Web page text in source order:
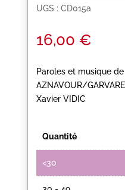
UGS : CD015a
16,00 €
Paroles et musique de
AZNAVOUR/
Xavier VIDIC
Quantité
<30